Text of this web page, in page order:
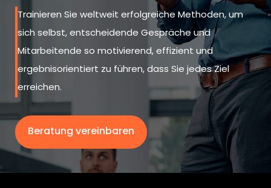
Trainieren Sie weltweit erfolgreiche Methoden, um
sich selbst, entscheidende Gespräche und
Mitarbeitende so motivierend, effizient und
ergebnisorientiert zu führen, dass Sie jedes Ziel
erreichen.
Beratung vereinbaren